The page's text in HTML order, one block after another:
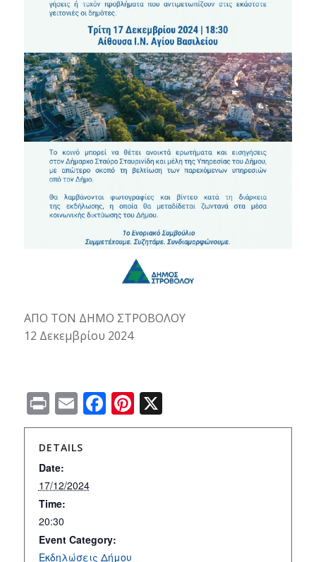
ΑΠΟ ΤΟΝ ΔΗΜΟ ΣΤΡΟΒΟΛΟΥ
12 Δεκεμβρίου 2024
PrintEmailFacebook
Pinterest
X
DETAILS
Date:
17/12/2024
Time:
20:30
Event Category:
Εκδηλώσεις Δήμου